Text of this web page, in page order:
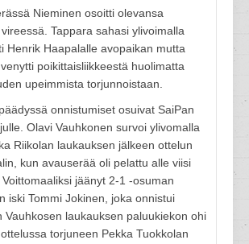
Nieminen osoitti olevansa
Tappara sahasi ylivoimalla
Henrik Haapalalle avopaikan mutta
poikittaisliikkeestä huolimatta
upeimmista torjunnoistaan.
onnistumiset osuivat SaiPan
Olavi Vauhkonen survoi ylivomalla
Riikolan laukauksen jälkeen ottelun
kun avauserää oli pelattu alle viisi
jäänyt 2-1 -osuman
iski Tommi Jokinen, joka onnistui
Vauhkosen laukauksen paluukiekon ohi
torjuneen Pekka Tuokkolan